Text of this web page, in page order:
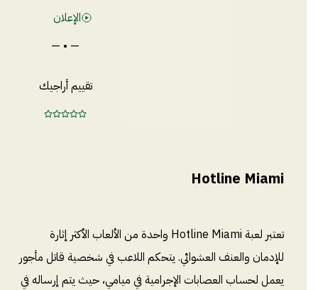
الإعلان
— • —
تقييم أراجيك
Hotline Miami
تعتبر لعبة Hotline Miami واحدة من الألعاب الأكثر إثارة
للإدمان والعنف العشوائي. يتحكم اللاعب في شخصية قاتل مأجور
يعمل لحساب العصابات الإجرامية في ميامي، حيث يتم إرساله في